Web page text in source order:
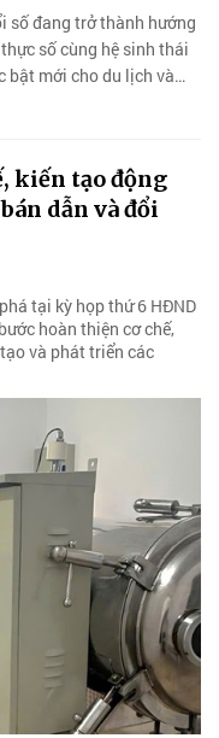
số đang trở thành hướng
số cùng hệ sinh thái
bật mới cho du lịch và
kiến tạo động
dẫn và đổi
tại kỳ họp thứ 6 HĐND
hoàn thiện cơ chế,
và phát triển các